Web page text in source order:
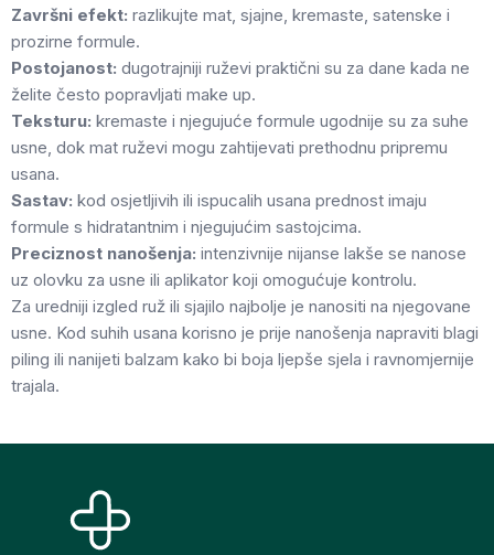
Završni efekt: razlikujte mat, sjajne, kremaste, satenske i
prozirne formule.
Postojanost: dugotrajniji ruževi praktični su za dane kada ne
želite često popravljati make up.
Teksturu: kremaste i njegujuće formule ugodnije su za suhe
usne, dok mat ruževi mogu zahtijevati prethodnu pripremu
usana.
Sastav: kod osjetljivih ili ispucalih usana prednost imaju
formule s hidratantnim i njegujućim sastojcima.
Preciznost nanošenja: intenzivnije nijanse lakše se nanose
uz olovku za usne ili aplikator koji omogućuje kontrolu.
Za uredniji izgled ruž ili sjajilo najbolje je nanositi na njegovane
usne. Kod suhih usana korisno je prije nanošenja napraviti blagi
piling ili nanijeti balzam kako bi boja ljepše sjela i ravnomjernije
trajala.